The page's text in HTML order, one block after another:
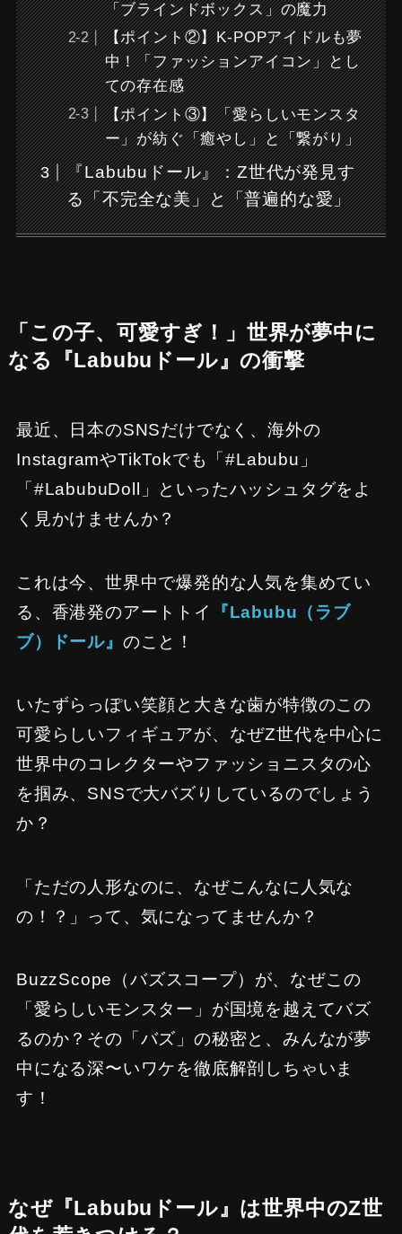
「ブラインドボックス」の魔力
【ポイント②】K-POPアイドルも夢
中！「ファッションアイコン」とし
ての存在感
【ポイント③】「愛らしいモンスタ
ー」が紡ぐ「癒やし」と「繋がり」
『Labubuドール』：Z世代が発見す
る「不完全な美」と「普遍的な愛」
「この子、可愛すぎ！」世界が夢中に
なる『Labubuドール』の衝撃
最近、日本のSNSだけでなく、海外の
InstagramやTikTokでも「#Labubu」
「#LabubuDoll」といったハッシュタグをよ
く見かけませんか？
これは今、世界中で爆発的な人気を集めてい
る、香港発のアートトイ
『Labubu（ラブ
ブ）ドール』 のこと！
いたずらっぽい笑顔と大きな歯が特徴のこの
可愛らしいフィギュアが、なぜZ世代を中心に
世界中のコレクターやファッショニスタの心
を掴み、SNSで大バズりしているのでしょう
か？
「ただの人形なのに、なぜこんなに人気な
の！？」って、気になってませんか？
BuzzScope（バズスコープ）が、なぜこの
「愛らしいモンスター」が国境を越えてバズ
るのか？その「バズ」の秘密と、みんなが夢
中になる深〜いワケを徹底解剖しちゃいま
す！
なぜ『Labubuドール』は世界中のZ世